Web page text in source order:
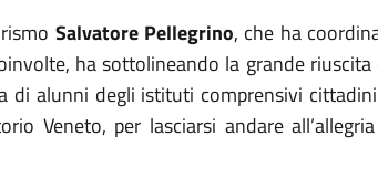
Salvatore Pellegrino, che ha
ha sottolineando la grande
di alunni degli istituti comprensivi
Veneto, per lasciarsi andare